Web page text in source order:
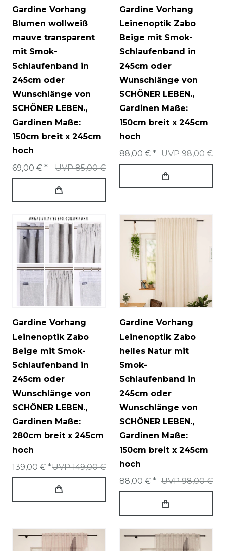
Gardine Vorhang
Blumen wollweiß
mauve transparent
mit Smok-
Schlaufenband in
245cm oder
Wunschlänge von
SCHÖNER LEBEN.,
Gardinen Maße:
150cm breit x 245cm
hoch
UVP 85,00 €
69,00 € *
Gardine Vorhang
Leinenoptik Zabo
Beige mit Smok-
Schlaufenband in
245cm oder
Wunschlänge von
SCHÖNER LEBEN.,
Gardinen Maße:
150cm breit x 245cm
hoch
UVP 98,00 €
88,00 € *
Gardine Vorhang
Leinenoptik Zabo
Beige mit Smok-
Schlaufenband in
245cm oder
Wunschlänge von
SCHÖNER LEBEN.,
Gardinen Maße:
280cm breit x 245cm
hoch
UVP 149,00 €
139,00 € *
Gardine Vorhang
Leinenoptik Zabo
helles Natur mit
Smok-
Schlaufenband in
245cm oder
Wunschlänge von
SCHÖNER LEBEN.,
Gardinen Maße:
150cm breit x 245cm
hoch
UVP 98,00 €
88,00 € *